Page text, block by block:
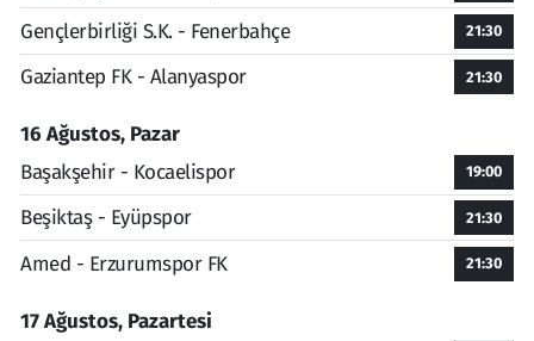
Gençlerbirliği S.K. - Fenerbahçe 21:30
Gaziantep FK - Alanyaspor 21:30
16 Ağustos, Pazar
Başakşehir - Kocaelispor
19:00
Beşiktaş - Eyüpspor 21:30
Amed - Erzurumspor FK 21:30
17 Ağustos, Pazartesi